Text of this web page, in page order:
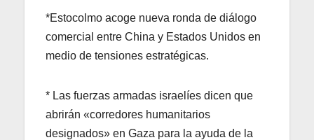
*Estocolmo acoge nueva ronda de diálogo
comercial entre China y Estados Unidos en
medio de tensiones estratégicas.
* Las fuerzas armadas israelíes dicen que
abrirán «corredores humanitarios
designados» en Gaza para la ayuda de la